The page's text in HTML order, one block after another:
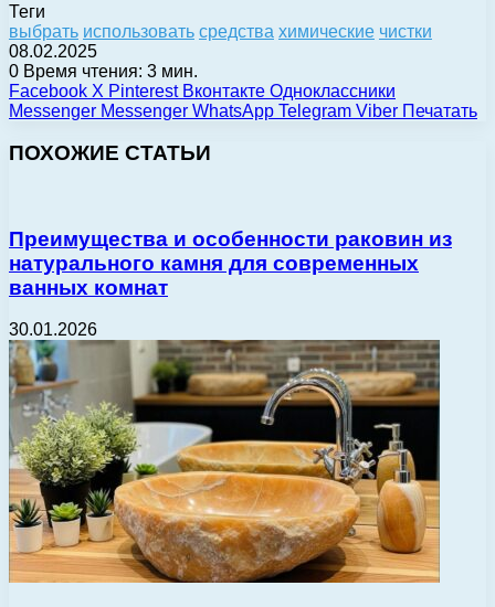
Теги
выбрать использовать средства химические чистки
08.02.2025
0 Время чтения: 3 мин.
Facebook X Pinterest Вконтакте Одноклассники
Messenger Messenger WhatsApp Telegram Viber Печатать
ПОХОЖИЕ СТАТЬИ
Преимущества и особенности раковин из
натурального камня для современных
ванных комнат
30.01.2026